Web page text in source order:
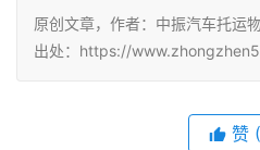
原创文章，作者：中振汽车托运
出处：https://
赞 (